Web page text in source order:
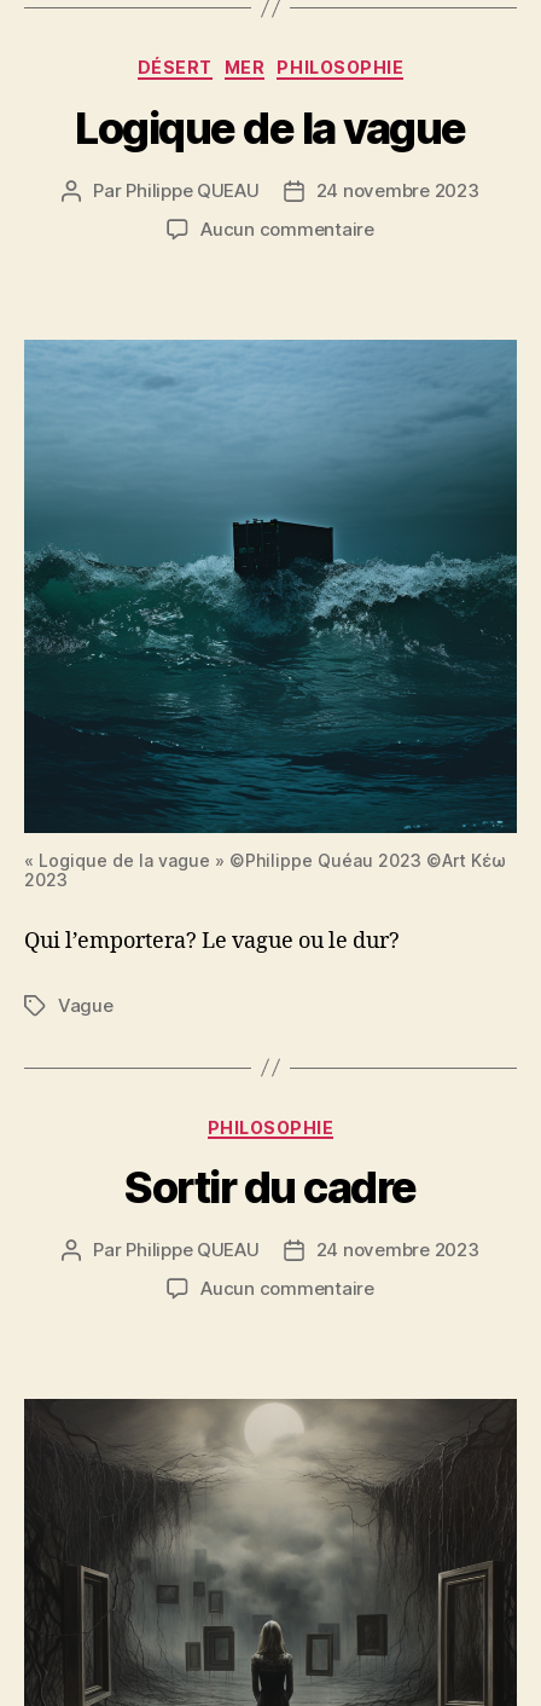
Catégories
DÉSERT MER PHILOSOPHIE
Logique de la vague
Auteur
Par Philippe QUEAU
Date24 novembre 2023
Aucun commentairesur
« Logique de la vague » ©Philippe Quéau 2023 ©Art Κέω
2023
Qui l’emportera? Le vague ou le dur?
Étiquettes
Vague
Catégories
PHILOSOPHIE
Sortir du cadre
Auteur
Par Philippe QUEAU
Date24 novembre 2023
Aucun commentairesur